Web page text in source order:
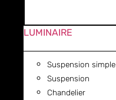
LUMINAIRE
Suspension simple
Suspension
Chandelier